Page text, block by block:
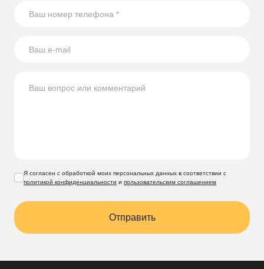
Я согласен с обработкой моих персональных данных в соответствии с
политикой конфиденциальности и пользовательским соглашением
Отправить